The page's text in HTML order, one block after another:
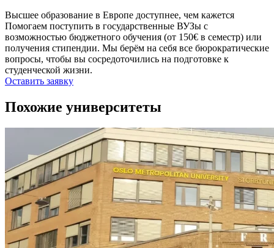
Высшее образование в Европе доступнее, чем кажется
Помогаем поступить в государственные ВУЗы с
возможностью бюджетного обучения (от 150€ в семестр) или
получения стипендии. Мы берём на себя все бюрократические
вопросы, чтобы вы сосредоточились на подготовке к
студенческой жизни.
Оставить заявку
Похожие университеты